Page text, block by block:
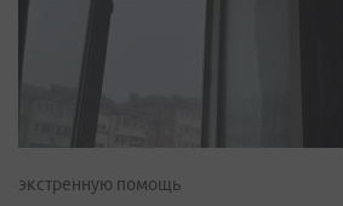
экстренную помощь